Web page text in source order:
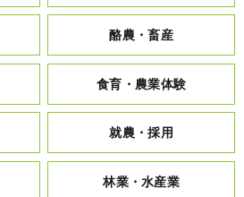
酪農・畜産
食育・農業体験
就農・採用
林業・水産業